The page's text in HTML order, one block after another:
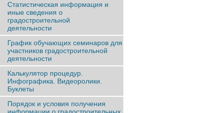
Статистическая информация и
иные сведения о
градостроительной
деятельности
График обучающих семинаров для
участников градостроительной
деятельности
Калькулятор процедур.
Инфографика. Видеоролики.
Буклеты
Порядок и условия получения